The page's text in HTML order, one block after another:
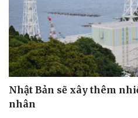
Du lịch
Tư vấn
Săn Tour
Nhật Bản sẽ xây thêm
nhân